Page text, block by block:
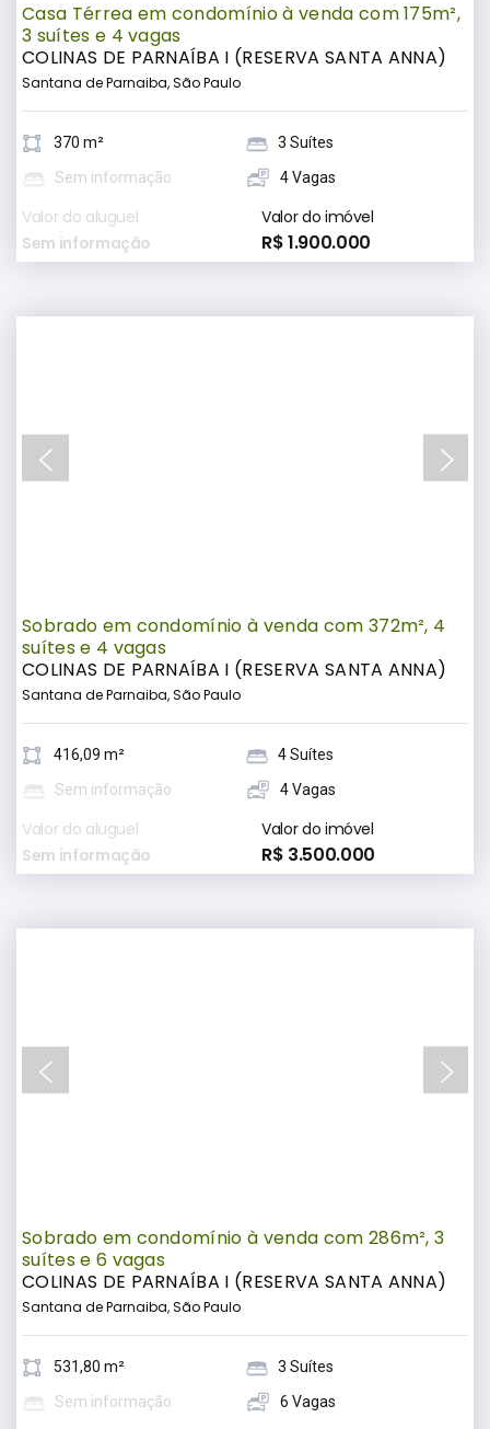
Casa Térrea em condomínio à venda com 175m²,
3 suítes e 4 vagas
COLINAS DE PARNAÍBA I (RESERVA SANTA ANNA)
Santana de Parnaiba, São Paulo
370 m²
3 Suítes
Sem informação
4 Vagas
Valor do aluguel
Sem informação
Valor do imóvel
R$ 1.900.000
Sobrado em condomínio à venda com 372m², 4
suítes e 4 vagas
COLINAS DE PARNAÍBA I (RESERVA SANTA ANNA)
Santana de Parnaiba, São Paulo
416,09 m²
4 Suítes
Sem informação
4 Vagas
Valor do aluguel
Sem informação
Valor do imóvel
R$ 3.500.000
Sobrado em condomínio à venda com 286m², 3
suítes e 6 vagas
COLINAS DE PARNAÍBA I (RESERVA SANTA ANNA)
Santana de Parnaiba, São Paulo
531,80 m²
3 Suítes
Sem informação
6 Vagas